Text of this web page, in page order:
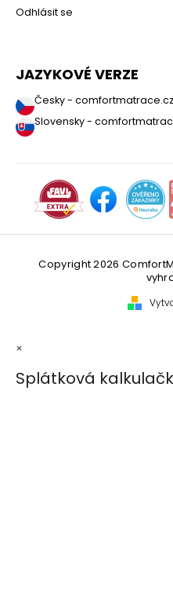
Odhlásit se
JAZYKOVÉ VERZE
Česky - comfortmatrace.cz
Slovensky -
Copyright 2026
×
Splátková